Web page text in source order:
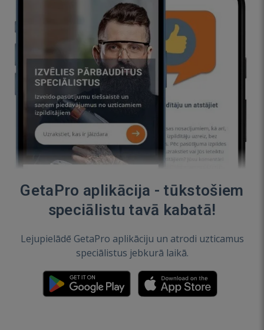
GetaPro aplikācija - tūkstošiem
speciālistu tavā kabatā!
Lejupielādē GetaPro aplikāciju un atrodi uzticamus
speciālistus jebkurā laikā.